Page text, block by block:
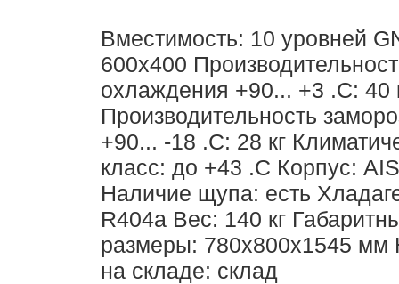
Вместимость: 10 уровней
600х400
охлаждения +90... +3 .С: 40
Производительность
+90... -18 .С: 28 кг
класс: до +43 .С Корпус:
Наличие щупа: есть
R404a Вес: 140 кг
размеры: 780х800х1545 мм
на складе: склад